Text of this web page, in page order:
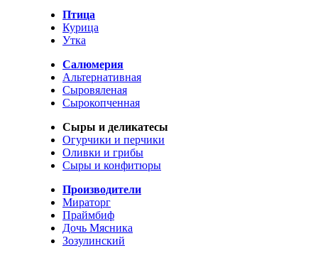
Птица
Курица
Утка
Салюмерия
Альтернативная
Сыровяленая
Сырокопченная
Сыры и деликатесы
Огурчики и перчики
Оливки и грибы
Сыры и конфитюры
Производители
Мираторг
Праймбиф
Дочь Мясника
Зозулинский